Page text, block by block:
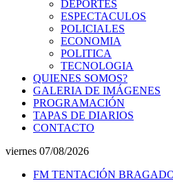
DEPORTES
ESPECTACULOS
POLICIALES
ECONOMIA
POLITICA
TECNOLOGIA
QUIENES SOMOS?
GALERIA DE IMÁGENES
PROGRAMACIÓN
TAPAS DE DIARIOS
CONTACTO
viernes 07/08/2026
FM TENTACIÓN